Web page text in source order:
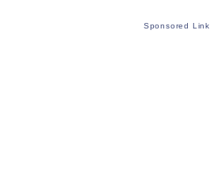
Sponsored Link